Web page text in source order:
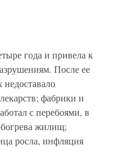
года и привела к
После ее
недоставало
фабрики и
с перебоями, в
жилищ;
росла, инфляция